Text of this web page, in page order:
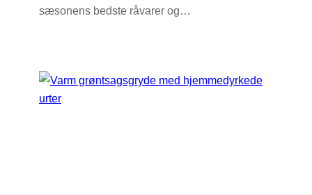
sæsonens bedste råvarer og…